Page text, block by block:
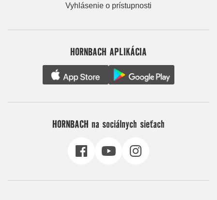
Vyhlásenie o prístupnosti
HORNBACH APLIKÁCIA
HORNBACH na sociálnych sieťach